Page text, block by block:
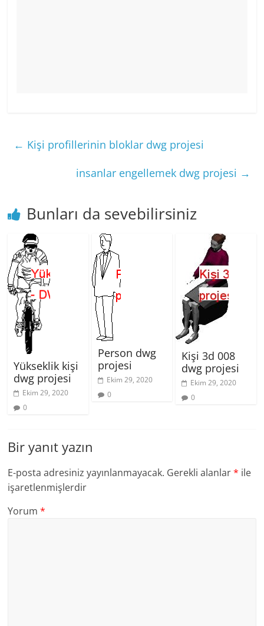
← Kişi profillerinin bloklar dwg projesi
insanlar engellemek dwg projesi →
Bunları da sevebilirsiniz
Yükseklik kişi
dwg projesi
Ekim 29, 2020
0
Person dwg
projesi
Ekim 29, 2020
0
Kişi 3d 008
dwg projesi
Ekim 29, 2020
0
Bir yanıt yazın
E-posta adresiniz yayınlanmayacak. Gerekli alanlar* ile
işaretlenmişlerdir
Yorum*